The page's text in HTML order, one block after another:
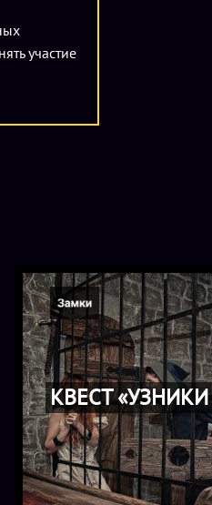
участие
КВЕСТ